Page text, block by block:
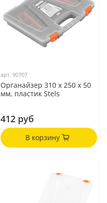
арт.90707
Органайзер 310 x 250 x 50
мм, пластик Stels
412 руб
В корзину